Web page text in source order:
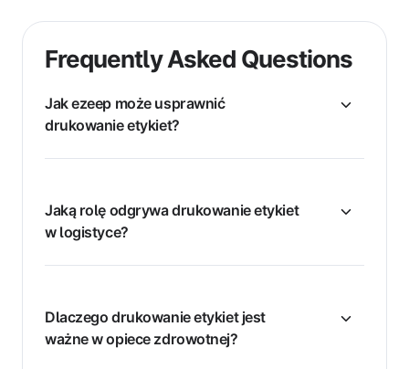
Frequently Asked Questions
Jak ezeep może usprawnić
drukowanie etykiet?
Jaką rolę odgrywa drukowanie etykiet
w logistyce?
Dlaczego drukowanie etykiet jest
ważne w opiece zdrowotnej?